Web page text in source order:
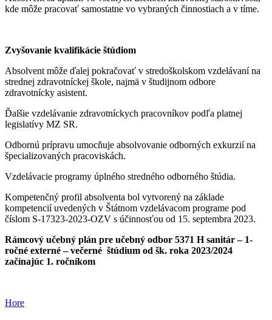
kde môže pracovať samostatne vo vybraných činnostiach a v tíme.
Zvyšovanie kvalifikácie štúdiom
Absolvent môže ďalej pokračovať v stredoškolskom vzdelávaní na
strednej zdravotníckej škole, najmä v študijnom odbore
zdravotnícky asistent.
Ďalšie vzdelávanie zdravotníckych pracovníkov podľa platnej
legislatívy MZ SR.
Odbornú prípravu umocňuje absolvovanie odborných exkurzií na
špecializovaných pracoviskách.
Vzdelávacie programy úplného stredného odborného štúdia.
Kompetenčný profil absolventa bol vytvorený na základe
kompetencií uvedených v Štátnom vzdelávacom programe pod
číslom S-17323-2023-OZV s účinnosťou od 15. septembra 2023.
Rámcový učebný plán pre učebný odbor 5371 H sanitár – 1-
ročné externé – večerné štúdium od šk. roka 2023/2024
začínajúc 1. ročníkom
Hore